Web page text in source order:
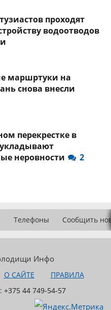
проходят
водоотводов
маршртуки на
снова внесли
перекрестке в
неровности
2
Телефоны Сообщить
Инфо
О САЙТЕ
ПРАВИЛА
+375 44 749-54-57